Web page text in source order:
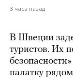
3 часа назад
В Швеции
туристов. Их
палатку